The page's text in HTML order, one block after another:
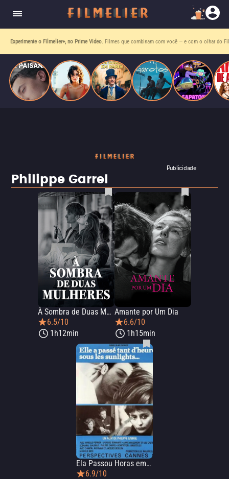
Experimente o Filmelier+, no Prime Video . Filmes que combinam com você — e com o olhar do
Publicidade
Philippe Garrel
À Sombra de Duas Mulheres
6.5/10
1h12min
Amante por Um Dia
6.6/10
1h15min
Ela Passou Horas embaixo das Lâmpadas de Sol
6.9/10
quando se apaixona por um de seus alvos.